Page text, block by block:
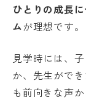
ひとりの成長
ムが理想です。
見学時には、
か、先生がで
も前向きな声